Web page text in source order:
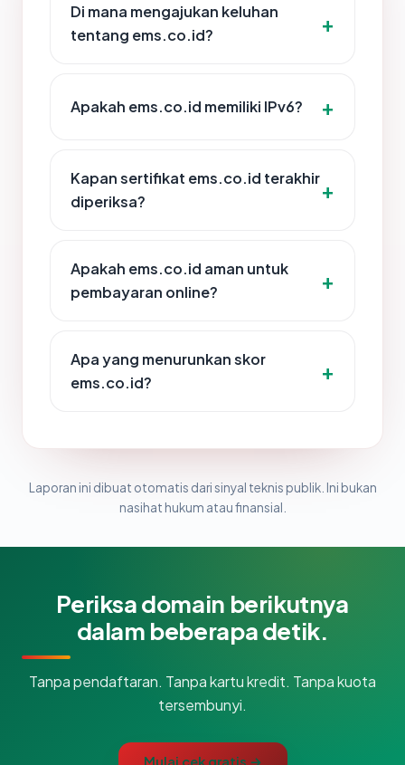
Di mana mengajukan keluhan
tentang ems.co.id?
Apakah ems.co.id memiliki IPv6?
Kapan sertifikat ems.co.id terakhir
diperiksa?
Apakah ems.co.id aman untuk
pembayaran online?
Apa yang menurunkan skor
ems.co.id?
Laporan ini dibuat otomatis dari sinyal teknis publik. Ini bukan
nasihat hukum atau finansial.
Periksa domain berikutnya
dalam beberapa detik.
Tanpa pendaftaran. Tanpa kartu kredit. Tanpa kuota
tersembunyi.
Mulai cek gratis →